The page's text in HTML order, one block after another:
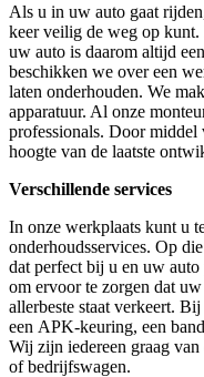
Als u in uw auto gaat
keer veilig de weg op
uw auto is daarom altijd
beschikken we over een
laten onderhouden. We
apparatuur. Al onze
professionals. Door middel
hoogte van de laatste
Verschillende services
In onze werkplaats kunt u
onderhoudsservices. Op
dat perfect bij u en uw auto
om ervoor te zorgen dat
allerbeste staat verkeert.
een APK-keuring, een
Wij zijn iedereen graag
of bedrijfswagen.